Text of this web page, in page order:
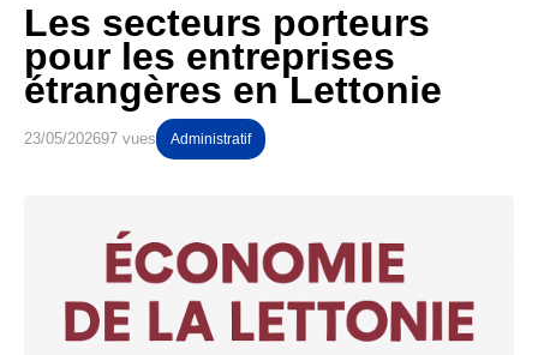
Les secteurs porteurs
pour les entreprises
étrangères en Lettonie
23/05/202697 vues Administratif